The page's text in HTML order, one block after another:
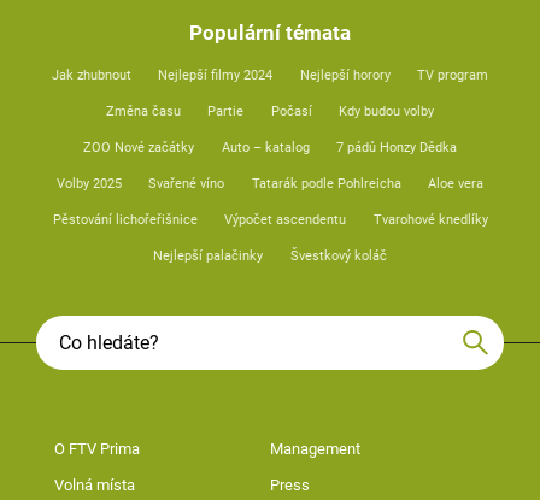
Populární témata
Jak zhubnout Nejlepší filmy 2024 Nejlepší horory TV program
Změna času Partie Počasí Kdy budou volby
ZOO Nové začátky Auto – katalog 7 pádů Honzy Dědka
Volby 2025 Svařené víno Tatarák podle Pohlreicha Aloe vera
Pěstování lichořeřišnice Výpočet ascendentu Tvarohové knedlíky
Nejlepší palačinky Švestkový koláč
O FTV Prima Management
Volná místa Press